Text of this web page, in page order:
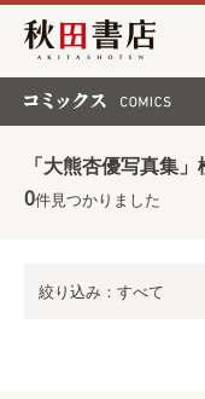
秋田書店
「大熊杏優写真集
0件見つかりました
絞り込み：すべて